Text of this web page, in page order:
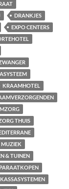
DRANKJES
EXPO CENTERS
KRAAMHOTEL
THUIS
MUZIEK
& TUINEN